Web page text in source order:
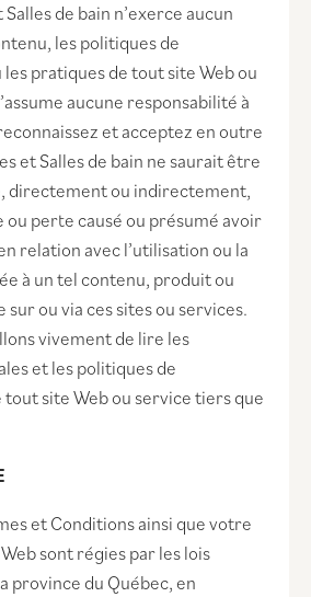
de bain n’exerce aucun
les politiques de
pratiques de tout site Web ou
aucune responsabilité à
et acceptez en outre
et Salles de bain ne saurait être
directement ou indirectement,
ou perte causé ou présumé avoir
relation avec l’utilisation ou la
à un tel contenu, produit ou
ou via ces sites ou services.
vivement de lire les
et les politiques de
site Web ou service tiers que
et Conditions ainsi que votre
sont régies par les lois
province du Québec, en